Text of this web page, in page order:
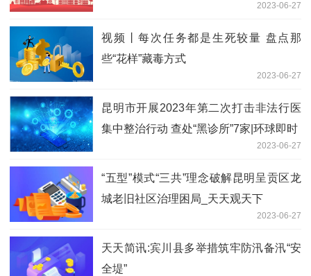
2023-06-27
视频丨每次任务都是生死较量 盘点那
些“花样”藏毒方式
2023-06-27
昆明市开展2023年第二次打击非法行医
集中整治行动 查处“黑诊所”7家|环球即时
2023-06-27
“五型”模式“三共”理念破解昆明呈贡区龙
城老旧社区治理困局_天天观天下
2023-06-27
天天简讯:宾川县多举措筑牢防汛备汛“安
全堤”